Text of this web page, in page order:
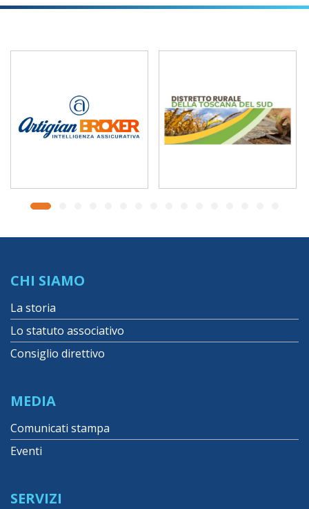
CHI SIAMO
La storia
Lo statuto associativo
Consiglio direttivo
MEDIA
Comunicati stampa
Eventi
SERVIZI